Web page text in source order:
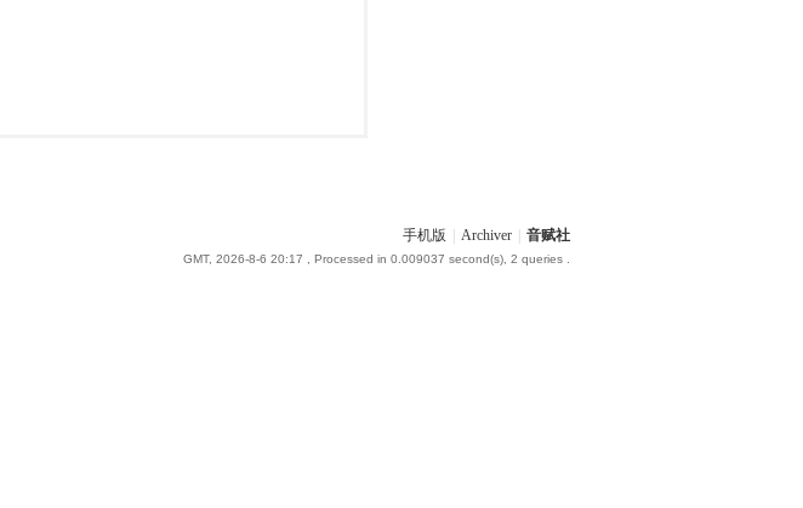
手机版 Archiver 音赋社
GMT, 2026-8-6 20:17 , Processed in 0.009037 second(s), 2 queries .